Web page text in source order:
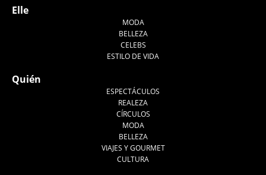
Elle
MODA
BELLEZA
CELEBS
ESTILO DE VIDA
Quién
ESPECTÁCULOS
REALEZA
CÍRCULOS
MODA
BELLEZA
VIAJES Y GOURMET
CULTURA